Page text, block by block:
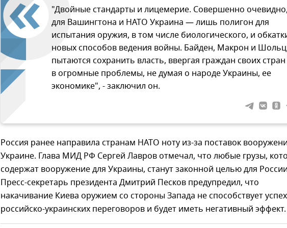
"Двойные стандарты и лицемерие. Совершенно
для Вашингтона и НАТО Украина — лишь полигон для
испытания оружия, в том числе биологического, и
новых способов ведения войны. Байден, Макрон и Шольц
пытаются сохранить власть, ввергая граждан своих стран
в огромные проблемы, не думая о народе Украины, ее
экономике", - заключил он.
Россия ранее направила странам НАТО ноту из-за поставок
Украине. Глава МИД РФ Сергей Лавров отмечал, что любые грузы,
содержат вооружение для Украины, станут законной целью для
Пресс-секретарь президента Дмитрий Песков предупредил, что
накачивание Киева оружием со стороны Запада не способствует
российско-украинских переговоров и будет иметь негативный эффект.